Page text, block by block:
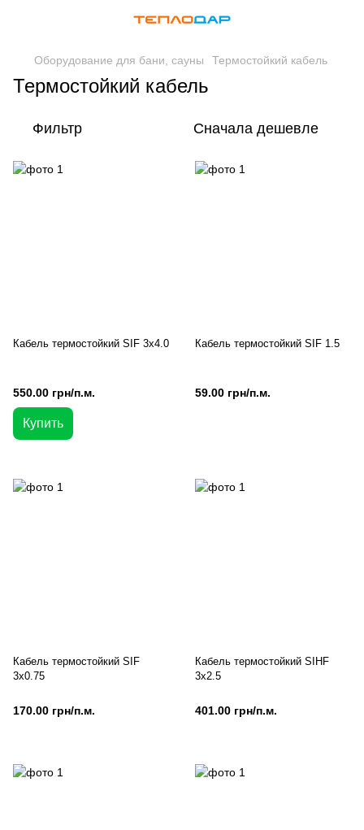
Оборудование для бани, сауны Термостойкий кабель
Термостойкий кабель
Фильтр Сначала дешевле
Кабель термостойкий SIF 3x4.0
550.00 грн/п.м.
Купить
Кабель термостойкий SIF 1.5
59.00 грн/п.м.
Кабель термостойкий SIF
3x0.75
170.00 грн/п.м.
Кабель термостойкий SIHF
3x2.5
401.00 грн/п.м.